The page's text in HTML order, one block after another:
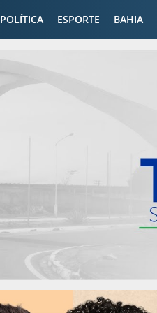
POLÍTICA ESPORTE BAHIA